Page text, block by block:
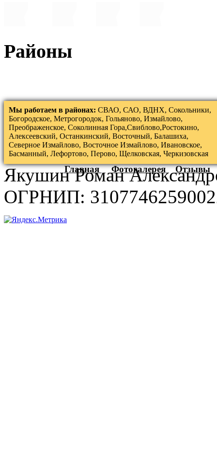
Районы
Мы работаем в районах: СВАО, САО, ВДНХ, Сокольники,
Богородское, Метрогородок, Гольяново, Измайлово,
Преображенское, Соколинная Гора,Свиблово,Ростокино,
Алексеевский, Останкинский, Восточный, Балашиха,
Северное Измайлово, Восточное Измайлово, Ивановское,
Басманный, Лефортово, Перово, Щелковская, Черкизовская
Главная Фотогалерея Отзывы
Якушин Роман
ОГРНИП: